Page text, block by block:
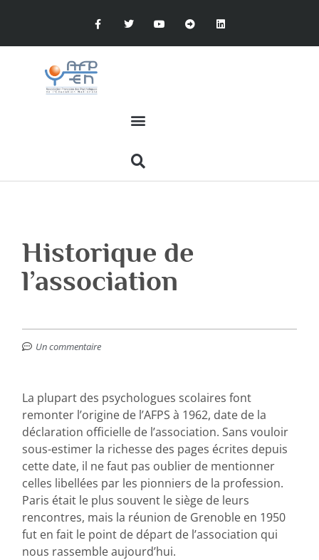
Historique de
l’association
Un commentaire
La plupart des psychologues scolaires font
remonter l’origine de l’AFPS à 1962, date de la
déclaration officielle de l’association. Sans vouloir
sous-estimer la richesse des pages écrites depuis
cette date, il ne faut pas oublier de mentionner
celles libellées par les pionniers de la profession.
Paris était le plus souvent le siège de leurs
rencontres, mais la réunion de Grenoble en 1950
fut en fait le point de départ de l’association qui
nous rassemble aujourd’hui.